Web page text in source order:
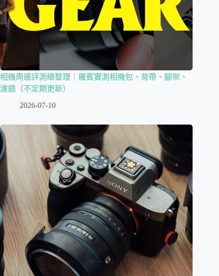
相機周邊評測總整理｜羅賓實測相機包、背帶、腳架、
濾鏡（不定期更新）
2026-07-10